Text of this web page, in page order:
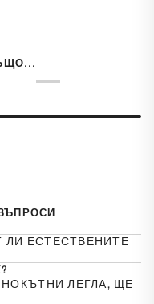
ЛИ ЕСТЕСТВЕНИТЕ
ЛЕГЛА, ЩЕ